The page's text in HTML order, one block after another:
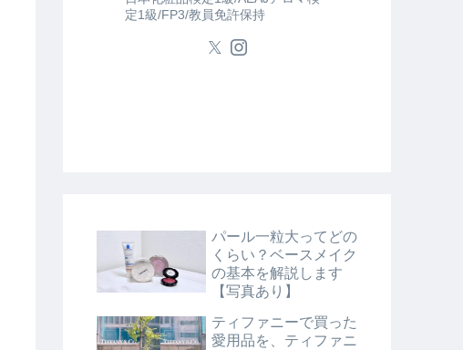
定1級/FP3/教員免許保持
パール一粒大ってどの
くらい？ベースメイク
の基本を解説します
【写真あり】
ティファニーで買った
愛用品を、ティファニ